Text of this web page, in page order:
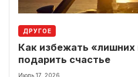
ДРУГОЕ
Как избежать «лишних
подарить счастье
Июль 17, 2026